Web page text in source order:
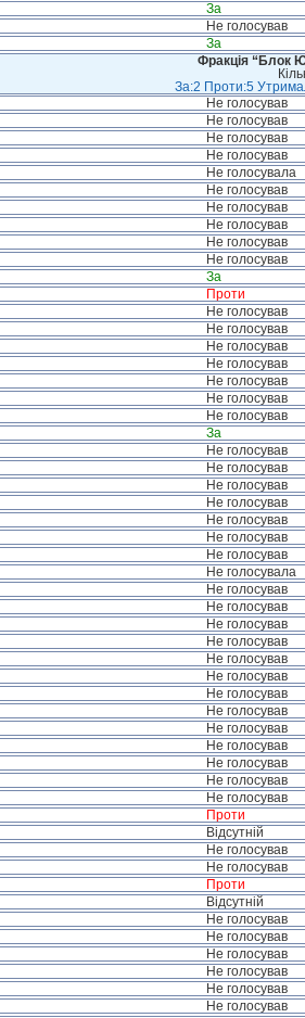
За
Не голосував
За
Фракція “Блок
За:2 Проти:5
Не голосував
Не голосував
Не голосував
Не голосував
Не голосувала
Не голосував
Не голосував
Не голосував
Не голосував
Не голосував
За
Проти
Не голосував
Не голосував
Не голосував
Не голосував
Не голосував
Не голосував
Не голосував
За
Не голосував
Не голосував
Не голосував
Не голосував
Не голосував
Не голосував
Не голосував
Не голосувала
Не голосував
Не голосував
Не голосував
Не голосував
Не голосував
Не голосував
Не голосував
Не голосував
Не голосував
Не голосував
Не голосував
Не голосував
Не голосував
Проти
Відсутній
Не голосував
Не голосував
Проти
Відсутній
Не голосував
Не голосував
Не голосував
Не голосував
Не голосував
Не голосував